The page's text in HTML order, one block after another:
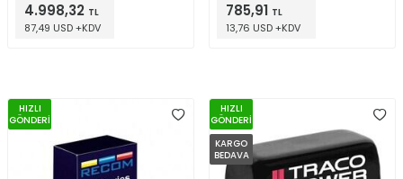
4.998,32 TL
87,49 USD +KDV
785,91 TL
13,76 USD +KDV
HIZLI
GÖNDERİ
HIZLI
GÖNDERİ
KARGO
BEDAVA